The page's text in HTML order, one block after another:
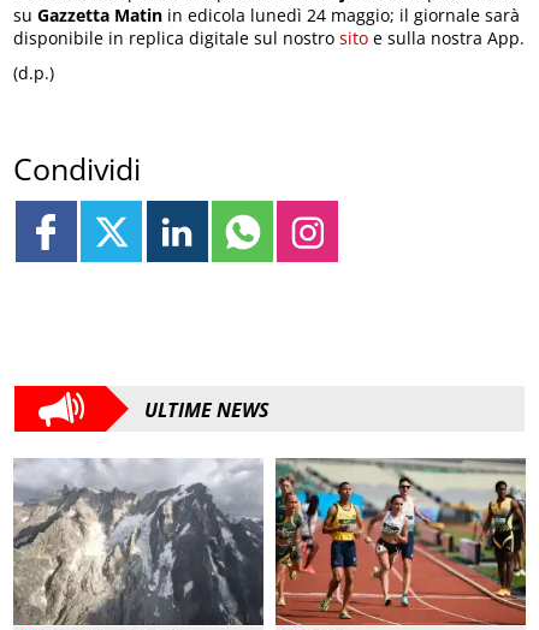
suGazzetta Matin in edicola lunedì 24 maggio; il giornale sarà
disponibile in replica digitale sul nostrosito e sulla nostra App.
(d.p.)
Condividi
ULTIME NEWS